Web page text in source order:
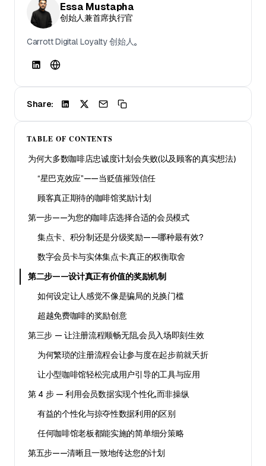
Essa Mustapha
创始人兼首席执行官
Carrott Digital Loyalty 创始人。
Share:
TABLE OF CONTENTS
为何大多数咖啡店忠诚度计划会失败（以及顾客的真实想法）
“星巴克效应”——当贬值摧毁信任
顾客真正期待的咖啡馆奖励计划
第一步——为您的咖啡店选择合适的会员模式
集点卡、积分制还是分级奖励——哪种最有效？
数字会员卡与实体集点卡：真正的权衡取舍
第二步——设计真正有价值的奖励机制
如何设定让人感觉不像是骗局的兑换门槛
超越免费咖啡的奖励创意
第三步 — 让注册流程顺畅无阻，会员入场即刻生效
为何繁琐的注册流程会让参与度在起步前就夭折
让小型咖啡馆轻松完成用户引导的工具与应用
第 4 步 — 利用会员数据实现个性化，而非操纵
有益的个性化与掠夺性数据利用的区别
任何咖啡馆老板都能实施的简单细分策略
第五步——清晰且一致地传达您的计划